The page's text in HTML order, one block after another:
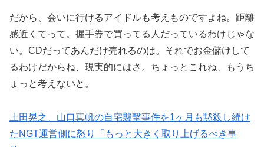
だから、会いに行けるアイドルも考えものですよね。距離
感近くてって。握手券で買ってる人だっているわけじゃな
い。CDだってあんだけ売れるのは。それでお金儲けして
るわけだからね、現実的にはさ。ちょっとこれね、もうち
ょっと考えないと。
土田晃之、山口真帆の自宅襲撃事件を1ヶ月も黙殺し続け
たNGT運営側に怒り「もっと大きく取り上げるべき事